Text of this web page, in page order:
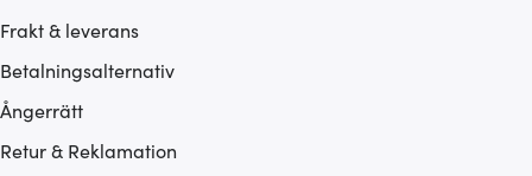
Frakt & leverans
Betalningsalternativ
Ångerrätt
Retur & Reklamation